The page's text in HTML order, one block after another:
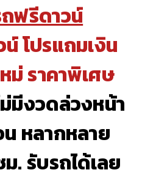
ฟรีดาวน์
โปรแถมเงิน
ม่ ราคาพิเศษ
มีงวดล่วงหน้า
หลากหลาย
ม. รับรถได้เลย